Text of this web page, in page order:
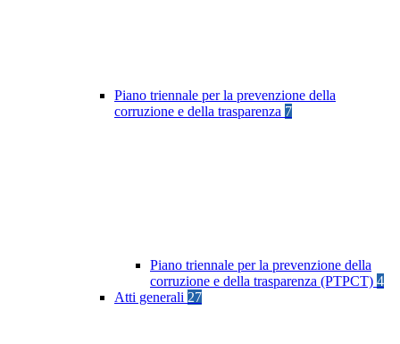
Piano triennale per la prevenzione della
corruzione e della trasparenza 7
Piano triennale per la prevenzione della
corruzione e della trasparenza (PTPCT) 4
Atti generali 27